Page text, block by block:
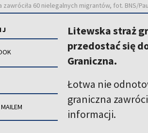
zawróciła 60 nielegalnych migrantów, fot. BNS/
Litewska straż
przedostać się
Graniczna.
Łotwa nie
graniczna
informacji.